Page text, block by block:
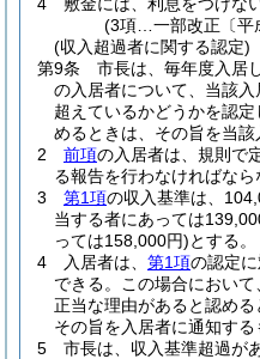
(3項…一部改正〔平
(収入超過者に関する認定)
第9条
市長は、毎年度入居
の入居者について、当該
超えているかどうかを認
めるときは、その旨を当該
2
前項の入居者は、規則で
る報告を行わなければなら
3
第1項の収入基準は、
当する者にあっては
っては158,000円)とする。
4
入居者は、 第1項の認定
できる。
この場合において
正当な理由があると認める
その旨を入居者に通知する
5
市長は、収入基準超過が